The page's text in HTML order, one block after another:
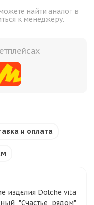
найти аналог в
к менеджеру.
и оплата
изделия Dolche vita
"Счастье рядом"